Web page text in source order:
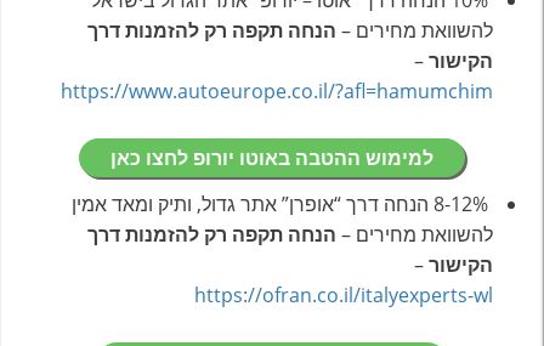
להשוואת מחירים – הנחה תקפה רק להזמנות דרך
הקישור–
https://www.autoeurope.co.il/?afl=hamumchim
למימוש ההטבה באוטו יורופ לחצו כאן
8-12% הנחה דרך “אופרן” אתר גדול, ותיק ומאד אמין
להשוואת מחירים – הנחה תקפה רק להזמנות דרך
הקישור–
https://ofran.co.il/italyexperts-wl